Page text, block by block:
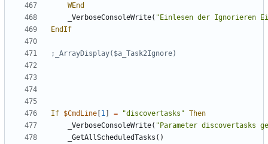
WEnd
_VerboseConsoleWrite( "Einlesen der Ignorieren
EndIf
If $CmdLine [1 ] = "discovertasks" Then
_VerboseConsoleWrite( "Parameter discovertasks
_GetAllScheduledTasks ()